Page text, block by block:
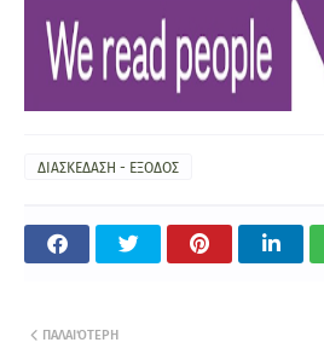
ΔΙΑΣΚΕΔΑΣΗ - ΕΞΟΔΟΣ
ΠΑΛΑΙΌΤΕΡΗ